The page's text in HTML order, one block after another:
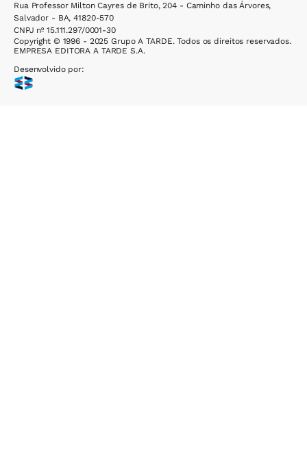
Rua Professor Milton Cayres de Brito, 204 - Caminho das Árvores,
Salvador - BA, 41820-570
CNPJ nº 15.111.297/0001-30
Copyright © 1996 - 2025 Grupo A TARDE. Todos os direitos reservados.
EMPRESA EDITORA A TARDE S.A.
Desenvolvido por: